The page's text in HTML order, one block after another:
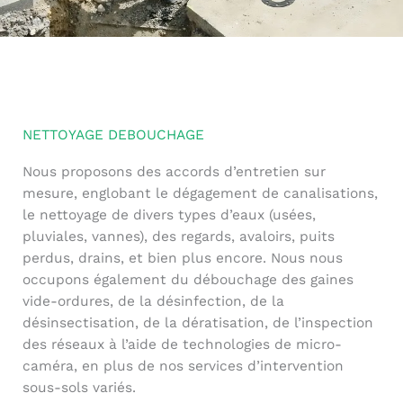
NETTOYAGE DEBOUCHAGE
Nous proposons des accords d’entretien sur
mesure, englobant le dégagement de canalisations,
le nettoyage de divers types d’eaux (usées,
pluviales, vannes), des regards, avaloirs, puits
perdus, drains, et bien plus encore. Nous nous
occupons également du débouchage des gaines
vide-ordures, de la désinfection, de la
désinsectisation, de la dératisation, de l’inspection
des réseaux à l’aide de technologies de micro-
caméra, en plus de nos services d’intervention
sous-sols variés.